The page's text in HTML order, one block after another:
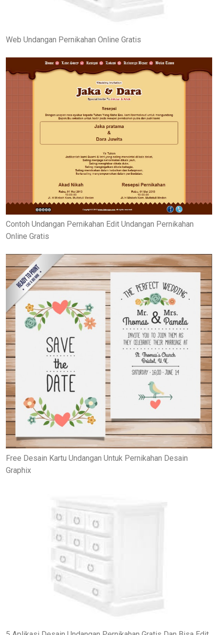
Web Undangan Pernikahan Online Gratis
Contoh Undangan Pernikahan Edit Undangan Pernikahan
Online Gratis
Free Desain Kartu Undangan Untuk Pernikahan Desain
Graphix